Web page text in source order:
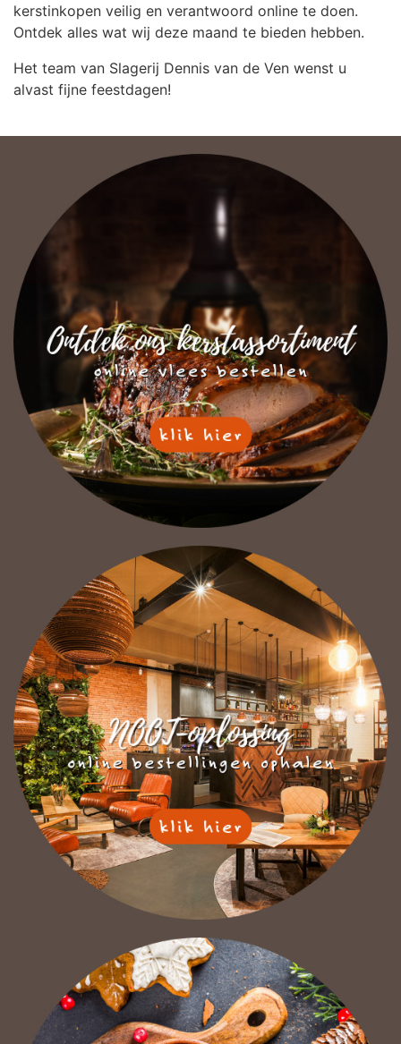
kerstinkopen veilig en verantwoord online te doen.
Ontdek alles wat wij deze maand te bieden hebben.
Het team van Slagerij Dennis van de Ven wenst u
alvast fijne feestdagen!